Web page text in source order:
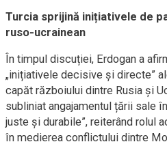
Turcia sprijină inițiativele de
ruso-ucrainean
În timpul discuției, Erdogan a
„inițiativele decisive și directe”
capăt războiului dintre Rusia și
subliniat angajamentul țării sale
juste și durabile”, reiterând rolul
în medierea conflictului dintre